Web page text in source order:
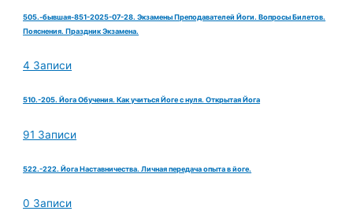
505.-бывшая-851-2025-07-28. Экзамены Преподавателей Йоги. Вопросы Билетов.
Пояснения. Праздник Экзамена.
4 Записи
510.-205. Йога Обучения. Как учиться Йоге с нуля. Открытая Йога
91 Записи
522.-222. Йога Наставничества. Личная передача опыта в йоге.
0 Записи